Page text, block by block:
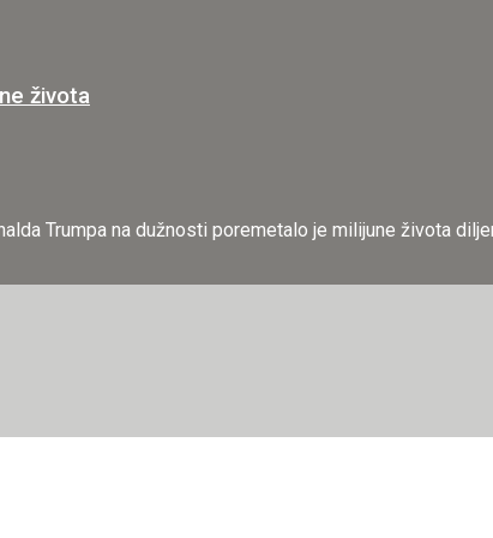
života
Trumpa na dužnosti poremetalo je milijune života